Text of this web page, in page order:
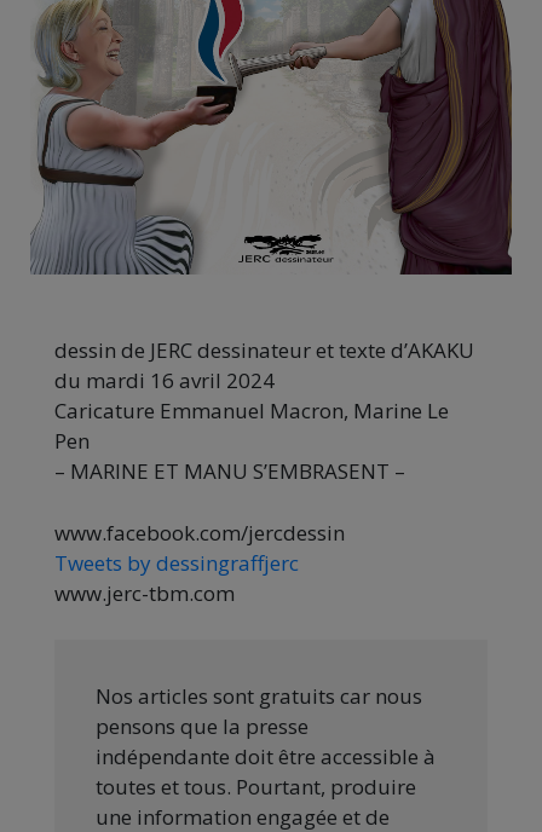
dessin de JERC dessinateur et texte d’AKAKU
du mardi 16 avril 2024
Caricature Emmanuel Macron, Marine Le
Pen
– MARINE ET MANU S’EMBRASENT –
www.facebook.com/jercdessin
Tweets by dessingraffjerc
www.jerc-tbm.com
Nos articles sont gratuits car nous
pensons que la presse
indépendante doit être accessible à
toutes et tous. Pourtant, produire
une information engagée et de